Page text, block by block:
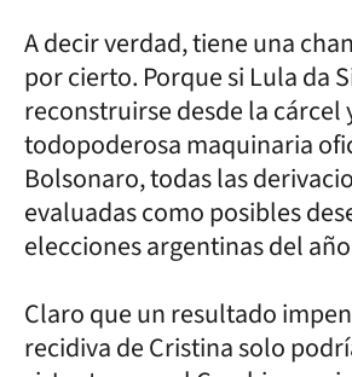
A decir verdad, tiene una
por cierto. Porque si Lula da
reconstruirse desde la cárcel
todopoderosa maquinaria
Bolsonaro, todas las
evaluadas como posibles
elecciones argentinas del
Claro que un resultado
recidiva de Cristina solo